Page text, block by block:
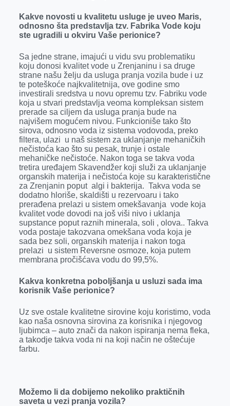
Kakve novosti u kvalitetu usluge je uveo Maris,
odnosno šta predstavlja tzv. Fabrika Vode koju
ste ugradili u okviru Vaše perionice?
Sa jedne strane, imajući u vidu svu problematiku
koju donosi kvalitet vode u Zrenjaninu i sa druge
strane našu želju da usluga pranja vozila bude i uz
te poteškoće najkvalitetnija, ove godine smo
investirali sredstva u novu opremu tzv. Fabriku vode
koja u stvari predstavlja veoma kompleksan sistem
prerade sa ciljem da usluga pranja bude na
najvišem mogućem nivou. Funkcioniše tako što
sirova, odnosno voda iz sistema vodovoda, preko
filtera, ulazi u naš sistem za uklanjanje mehaničkih
nečistoća kao što su pesak, trunje i ostale
mehaničke nečistoće. Nakon toga se takva voda
tretira uređajem Skavendžer koji služi za uklanjanje
organskih materija i nečistoća koje su karakteristične
za Zrenjanin poput algi i bakterija. Takva voda se
dodatno hloriše, skaldišti u rezervoaru i tako
prerađena prelazi u sistem omekšavanja vode koja
kvalitet vode dovodi na još viši nivo i uklanja
supstance poput raznih minerala, soli , olova.. Takva
voda postaje takozvana omekšana voda koja je
sada bez soli, organskih materija i nakon toga
prelazi u sistem Reversne osmoze, koja putem
membrana pročišćava vodu do 99,5%.
Kakva konkretna poboljšanja u usluzi sada ima
korisnik Vaše perionice?
Uz sve ostale kvalitetne sirovine koju koristimo, voda
kao naša osnovna sirovina za korisnika i njegovog
ljubimca – auto znači da nakon ispiranja nema fleka,
a takodje takva voda ni na koji način ne oštećuje
farbu.
Možemo li da dobijemo nekoliko praktičnih
saveta u vezi pranja vozila?